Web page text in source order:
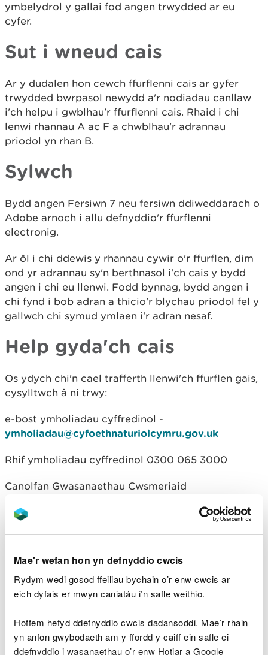
Mae'r wefan hon yn defnyddio cwcis
Rydym wedi gosod ffeiliau bychain o’r enw cwcis ar
eich dyfais er mwyn caniatáu i’n safle weithio.
Hoffem hefyd ddefnyddio cwcis dadansoddi. Mae’r rhain
yn anfon gwybodaeth am y ffordd y caiff ein safle ei
ddefnyddio i wasanaethau o’r enw Hotjar a Google
ymbelydrol y gallai fod angen trwydded ar eu
cyfer.
Sut i wneud cais
Ar y dudalen hon cewch ffurflenni cais ar gyfer
trwydded bwrpasol newydd a'r nodiadau canllaw
i'ch helpu i gwblhau'r ffurflenni cais. Rhaid i chi
lenwi rhannau A ac F a chwblhau'r adrannau
priodol yn rhan B.
Sylwch
Bydd angen Fersiwn 7 neu fersiwn ddiweddarach o
Adobe arnoch i allu defnyddio'r ffurflenni
electronig.
Ar ôl i chi ddewis y rhannau cywir o'r ffurflen, dim
ond yr adrannau sy'n berthnasol i'ch cais y bydd
angen i chi eu llenwi. Fodd bynnag, bydd angen i
chi fynd i bob adran a thicio'r blychau priodol fel y
gallwch chi symud ymlaen i'r adran nesaf.
Help gyda'ch cais
Os ydych chi'n cael trafferth llenwi'ch ffurflen gais,
cysylltwch â ni trwy:
e-bost ymholiadau cyffredinol -
ymholiadau@cyfoethnaturiolcymru.gov.uk
Rhif ymholiadau cyffredinol 0300 065 3000
Canolfan Gwasanaethau Cwsmeriaid
Adeiladau’r Goron
CF10 3NQ.
Lawrlwythiadau dogfennau
cysylltiedig